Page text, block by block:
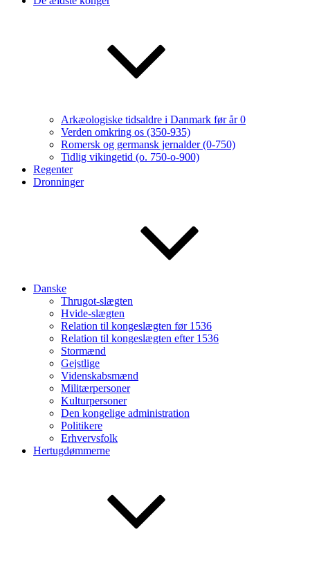
Arkæologiske tidsaldre i Danmark før år 0
Verden omkring os (350-935)
Romersk og germansk jernalder (0-750)
Tidlig vikingetid (o. 750-o-900)
Regenter
Dronninger
Danske
Thrugot-slægten
Hvide-slægten
Relation til kongeslægten før 1536
Relation til kongeslægten efter 1536
Stormænd
Gejstlige
Videnskabsmænd
Militærpersoner
Kulturpersoner
Den kongelige administration
Politikere
Erhvervsfolk
Hertugdømmerne